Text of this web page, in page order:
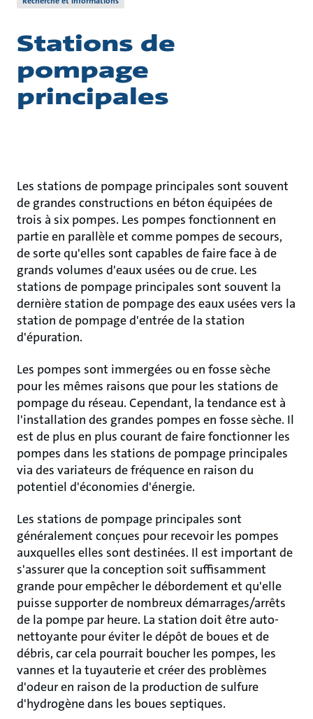
Stations de
pompage
principales
Les stations de pompage principales sont souvent
de grandes constructions en béton équipées de
trois à six pompes. Les pompes fonctionnent en
partie en parallèle et comme pompes de secours,
de sorte qu'elles sont capables de faire face à de
grands volumes d'eaux usées ou de crue. Les
stations de pompage principales sont souvent la
dernière station de pompage des eaux usées vers la
station de pompage d'entrée de la station
d'épuration.
Les pompes sont immergées ou en fosse sèche
pour les mêmes raisons que pour les stations de
pompage du réseau. Cependant, la tendance est à
l'installation des grandes pompes en fosse sèche. Il
est de plus en plus courant de faire fonctionner les
pompes dans les stations de pompage principales
via des variateurs de fréquence en raison du
potentiel d'économies d'énergie.
Les stations de pompage principales sont
généralement conçues pour recevoir les pompes
auxquelles elles sont destinées. Il est important de
s'assurer que la conception soit suffisamment
grande pour empêcher le débordement et qu'elle
puisse supporter de nombreux démarrages/arrêts
de la pompe par heure. La station doit être auto-
nettoyante pour éviter le dépôt de boues et de
débris, car cela pourrait boucher les pompes, les
vannes et la tuyauterie et créer des problèmes
d'odeur en raison de la production de sulfure
d'hydrogène dans les boues septiques.